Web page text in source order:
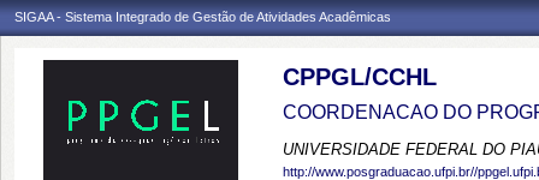
SIGAA - Sistema Integrado de Gestão de Atividades Acadêmicas
CPPGL/CCHL
COORDENACAO DO
UNIVERSIDADE FEDERAL DO
http://www.posgraduacao.ufpi.br//